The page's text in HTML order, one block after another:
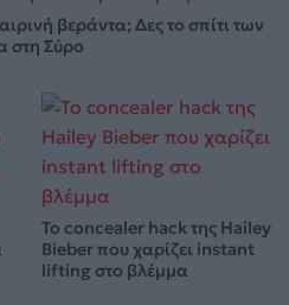
βεράντα; Δες το σπίτι των
στη Σύρο
Το concealer hack της Hailey
Bieber που χαρίζει instant
lifting στο βλέμμα